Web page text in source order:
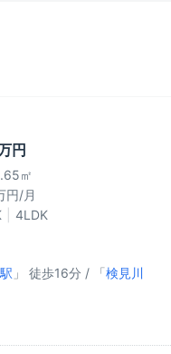
円
㎡
円/月
4LDK
」 徒歩16分 / 「検見川